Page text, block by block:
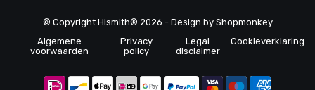
© Copyright Hismith® 2026 - Design by Shopmonkey
Algemene
voorwaarden
Privacy
policy
Legal
disclaimer
Cookieverklaring